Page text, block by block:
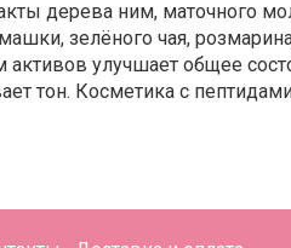
дерева ним, маточного
зелёного чая,
улучшает общее
тон. Косметика с